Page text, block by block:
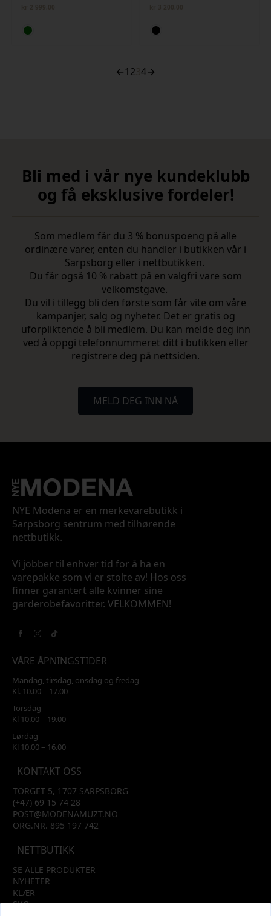
←12 4→
Bli med i vår nye kundeklubb
og få eksklusive fordeler!
Som medlem får du 3 % bonuspoeng på alle
ordinære varer, enten du handler i butikken vår i
Sarpsborg eller i nettbutikken.
Du får også 10 % rabatt på en valgfri vare som
velkomstgave.
Du vil i tillegg bli den første som får vite om våre
kampanjer, salg og nyheter. Det er gratis og
uforpliktende å bli medlem. Du kan melde deg inn
ved å oppgi telefonnummeret ditt i butikken eller
registrere deg på nettsiden.
MELD DEG INN NÅ
NYE Modena er en merkevarebutikk i
Sarpsborg sentrum med tilhørende
nettbutikk.
Vi jobber til enhver tid for å ha en
varepakke som vi er stolte av! Hos oss
finner garantert alle kvinner sine
garderobefavoritter. VELKOMMEN!
VÅRE ÅPNINGSTIDER
Mandag, tirsdag, onsdag og fredag
Kl. 10.00 – 17.00
Torsdag
Kl 10.00 – 19.00
Lørdag
Kl 10.00 – 16.00
KONTAKT OSS
TORGET 5, 1707 SARPSBORG
(+47) 69 15 74 28
POST@MODENAMUZT.NO
ORG.NR. 895 197 742
NETTBUTIKK
SE ALLE PRODUKTER
NYHETER
KLÆR
SKO